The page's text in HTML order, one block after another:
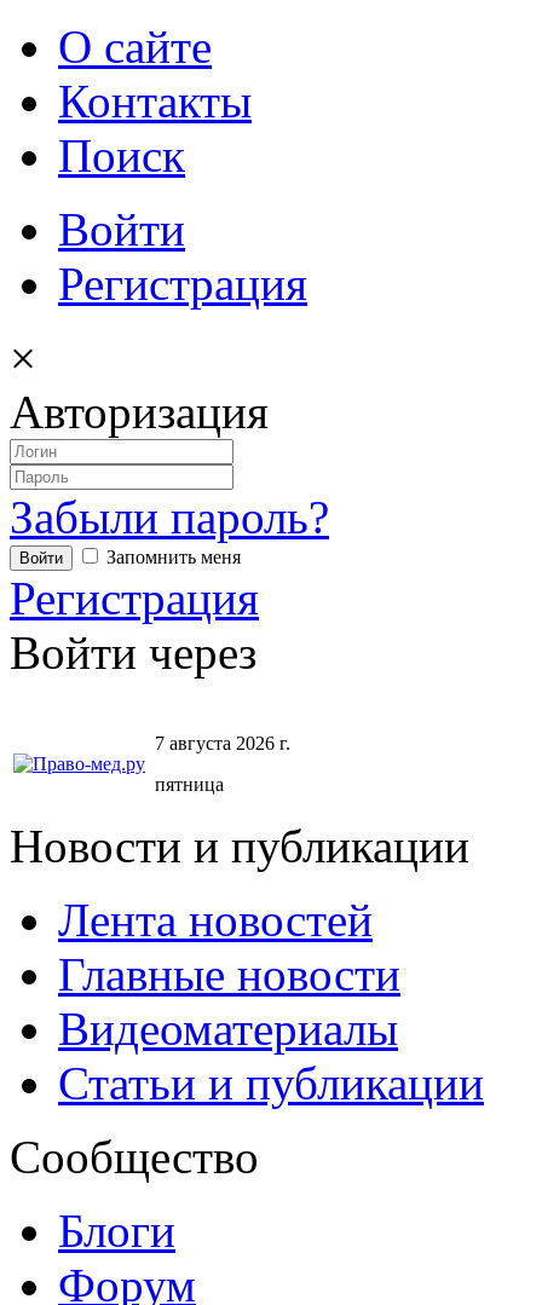
О сайте
Контакты
Поиск
Войти
Регистрация
×
Авторизация
Забыли пароль?
Запомнить меня
Регистрация
Войти через
7 августа 2026 г.
пятница
Новости и публикации
Лента новостей
Главные новости
Видеоматериалы
Статьи и публикации
Сообщество
Блоги
Форум